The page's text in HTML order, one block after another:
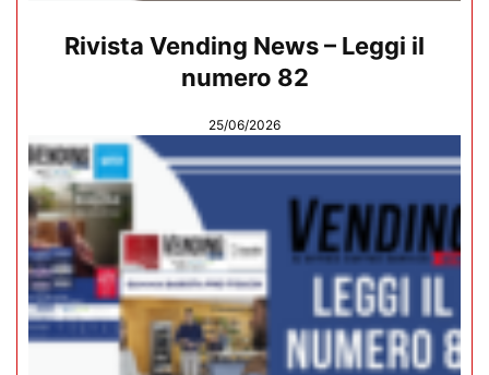
Rivista Vending News – Leggi il
numero 82
25/06/2026